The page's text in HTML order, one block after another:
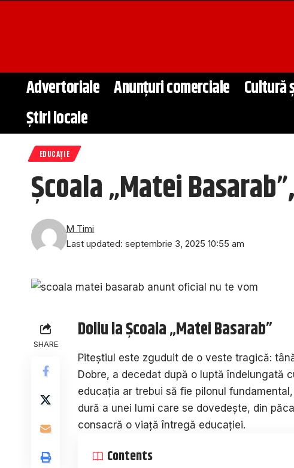
Advertoriale Anunțuri comerciale Cultură
Știri locale
EDUCAȚIE
Școala „Matei
Last updated: septembrie 3, 2025 10:55 am
M Timi
SHARE
Doliu la Școala „Matei Basarab”
Piteștiul este zguduit de o veste tragică:
Dobre, a decedat după o luptă îndelungată
educația ar trebui să fie pilonul
dură a unei lumi care se dovedește, din
consacră o viață întregă educației.
Contents